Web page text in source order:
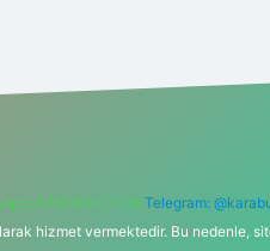
0262 606 0 726 Telegram:
hizmet vermektedir. Bu